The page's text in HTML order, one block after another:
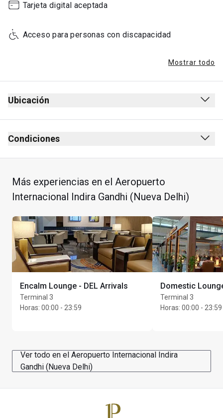
Tarjeta digital aceptada
Acceso para personas con discapacidad
Mostrar todo
Ubicación
Condiciones
Permanencia máxima: 2 horas
Máximo de Unlimited invitados por titular de la tarjeta
Más experiencias en el Aeropuerto
Internacional Indira Gandhi (Nueva Delhi)
Encalm Lounge - DEL Arrivals
Terminal 3
Horas: 00:00 - 23:59
Domestic
Terminal 3
Horas: 00:00 - 23:59
Ver todo en el Aeropuerto Internacional Indira
Gandhi (Nueva Delhi)